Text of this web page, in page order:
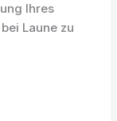
Ihres
Laune zu